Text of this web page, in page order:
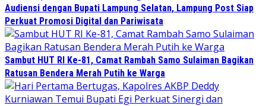
Audiensi dengan Bupati Lampung Selatan, Lampung Post Siap
Perkuat Promosi Digital dan Pariwisata
Sambut HUT RI Ke-81, Camat Rambah Samo Sulaiman Bagikan
Ratusan Bendera Merah Putih ke Warga